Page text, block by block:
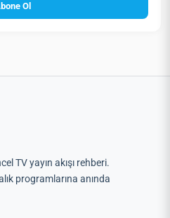
Ol
TV yayın akışı rehberi.
programlarına anında